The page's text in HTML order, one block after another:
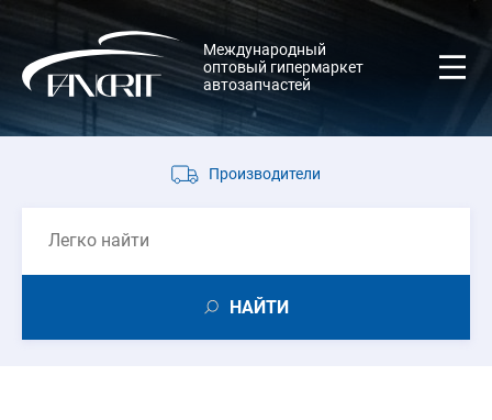
Международный
оптовый гипермаркет
автозапчастей
Производители
НАЙТИ